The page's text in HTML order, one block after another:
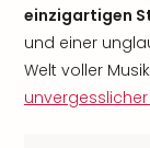
einzigartigen
und einer
Welt voller
unvergesslicher